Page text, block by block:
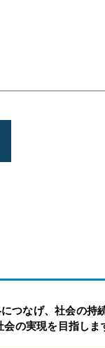
つなげ、社会の持
の実現を目指しま